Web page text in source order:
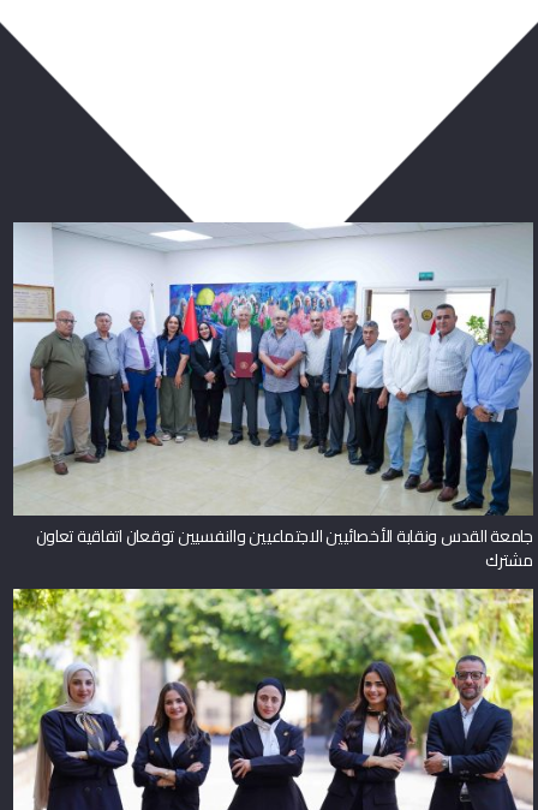
جامعة القدس ونقابة الأخصائيين الاجتماعيين والنفسيين توقعان اتفاقية تعاون
مشترك